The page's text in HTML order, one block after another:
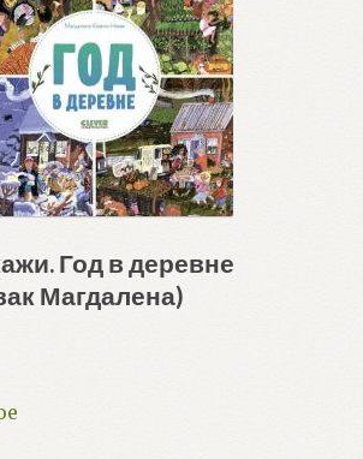
Год в деревне
Магдалена)